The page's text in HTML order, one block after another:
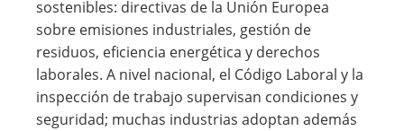
sostenibles: directivas de la Unión Europea
sobre emisiones industriales, gestión de
residuos, eficiencia energética y derechos
laborales. A nivel nacional, el Código Laboral y la
inspección de trabajo supervisan condiciones y
seguridad; muchas industrias adoptan además